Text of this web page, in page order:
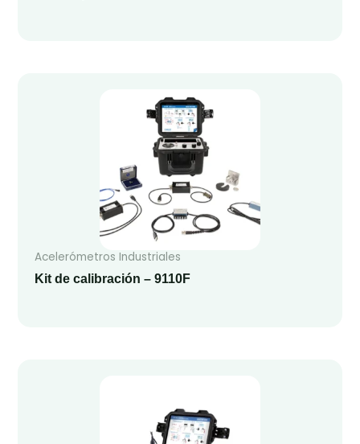
Acelerómetros Industriales
Kit de calibración – 9110F